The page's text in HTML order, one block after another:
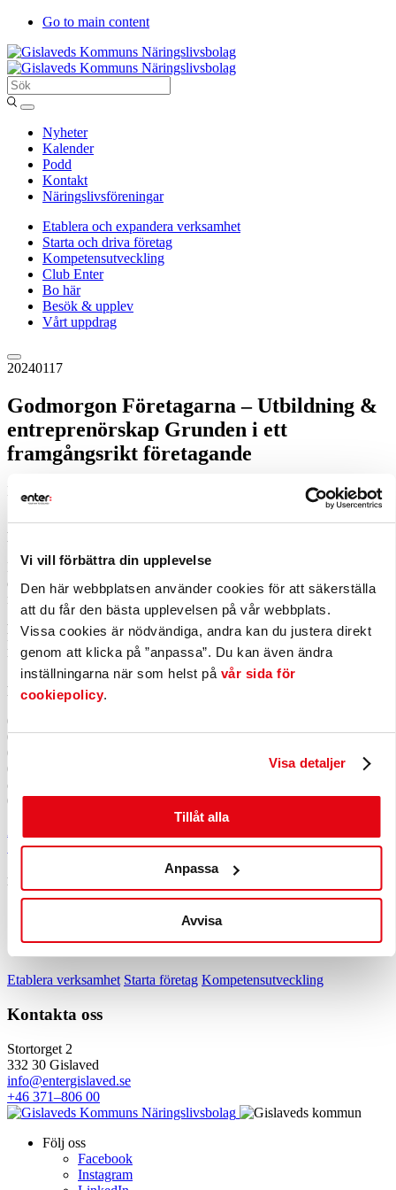
Vi vill förbättra din upplevelse
Den här webbplatsen använder cookies för att säkerställa
att du får den bästa upplevelsen på vår webbplats.
Vissa cookies är nödvändiga, andra kan du justera direkt
genom att klicka på ”anpassa”. Du kan även ändra
inställningarna när som helst på vår sida för
cookiepolicy.
Visa detaljer
Tillåt alla
Anpassa
Avvisa
Go to main content
Sök
Entergislaved
Nyheter
Kalender
Podd
Kontakt
Näringslivsföreningar
Etablera och expandera verksamhet
Starta och driva företag
Kompetensutveckling
Club Enter
Bo här
Besök & upplev
Vårt uppdrag
20240117
Godmorgon Företagarna – Utbildning &
entreprenörskap Grunden i ett
framgångsrikt företagande
Börjar: 2024-04-26 07:30:00
Slutar: 2024-04-26 09:00:00
Frukost och mingel för morgonpigga nätverkare.
Bli bjuden på frukost, mingla med andra företagare och inspireras av
duktiga och intressanta föreläsare. Vi startar morgonen kl 07.30 med
mingel och frukost följt av en timma med inspirerande föreläsare.
Föredragshållare:Camilla Johansson, Rektor, Centrum för
livslångt lärande (CLL) samt Stefan Falkboman medgrundare av
UngDrive.
Program:
07.30 – Frukost & mingel
08.00 – Programstart
08:05 – CLL – Centrum för livslångt lärande –
08:25 – Stefan Falkboman – Sverige största och mest populära
entreprenörsskapsutbildning
09.00 – Avslut
Se fler kalendrar
Dela inlägget:
Snabblänkar
Etablera verksamhet Starta företag Kompetensutveckling
Kontakta oss
Stortorget 2
332 30 Gislaved
info@entergislaved.se
+46 371–806 00
Följ oss
Facebook
Instagram